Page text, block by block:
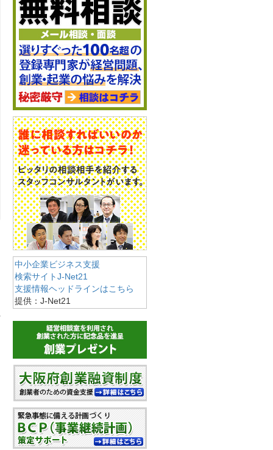
中小企業ビジネス支援
検索サイトJ-Net21
支援情報ヘッドラインはこちら
提供：J-Net21